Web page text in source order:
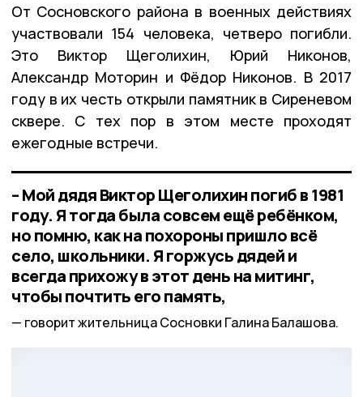
От Сосновского района в военных действиях
участвовали 154 человека, четверо погибли.
Это Виктор Щеголихин, Юрий Никонов,
Александр Моторин и Фёдор Никонов. В 2017
году в их честь открыли памятник в Сиреневом
сквере. С тех пор в этом месте проходят
ежегодные встречи.
– Мой дядя Виктор Щеголихин погиб в 1981
году. Я тогда была совсем ещё ребёнком,
но помню, как на похороны пришло всё
село, школьники. Я горжусь дядей и
всегда прихожу в этот день на митинг,
чтобы почтить его память,
говорит жительница Сосновки Галина Балашова.